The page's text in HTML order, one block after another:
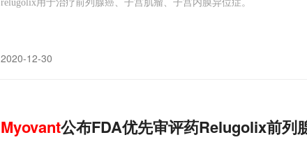
relugolix用于治疗前列腺癌、子宫肌瘤、子宫内膜异位症。
2020-12-30
Myovant公布FDA优先审评药Relugolix前列